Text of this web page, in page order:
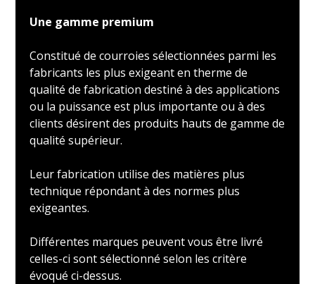
Une gamme premium
Constitué de courroies sélectionnées parmi les
fabricants les plus exigeant en therme de
qualité de fabrication destiné à des applications
ou la puissance est plus importante ou à des
clients désirent des produits hauts de gamme de
qualité supérieur.
Leur fabrication utilise des matières plus
technique répondant à des normes plus
exigeantes.
Différentes marques peuvent vous être livré
celles-ci sont sélectionné selon les critère
évoqué ci-dessus.